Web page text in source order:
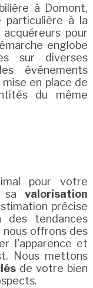
à Domont,
particulière à la
pour
englobe
sur diverses
événements
en place de
du même
pour votre
savalorisation
précise
tendances
nous offrons des
l'apparence et
Nous mettons
de votre bien